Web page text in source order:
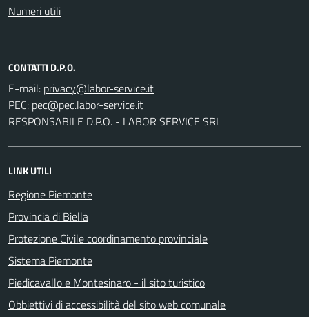
Numeri utili
CONTATTI D.P.O.
E-mail:
PEC:
RESPONSABILE D.P.O. - LABOR SERVICE SRL
LINK UTILI
Regione Piemonte
Provincia di Biella
Protezione Civile coordinamento provinciale
Sistema Piemonte
Piedicavallo e Montesinaro - il sito turistico
Obbiettivi di accessibilità del sito web comunale